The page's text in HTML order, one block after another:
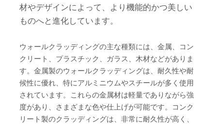
材やデザインによって、より機能的かつ美しい
ものへと進化しています。
ウォールクラッディングの主な種類には、金属、コン
クリート、プラスチック、ガラス、木材などがありま
す。金属製のウォールクラッディングは、耐久性や耐
候性に優れ、特にアルミニウムやスチールが多く使用
されています。これらの金属材は軽量でありながら強
度があり、さまざまな色や仕上げが可能です。コンク
リート製のクラッディングは、非常に耐久性が高く、